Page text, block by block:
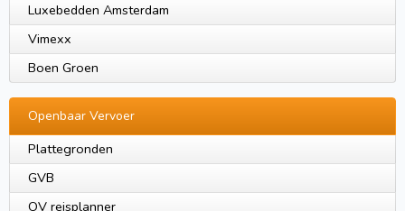
Luxebedden Amsterdam
Vimexx
Boen Groen
Openbaar Vervoer
Plattegronden
GVB
OV reisplanner